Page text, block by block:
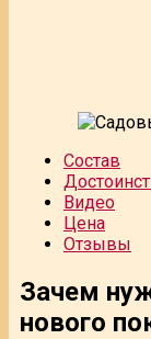
Состав
Видео
Цена
Отзывы
Зачем
нового